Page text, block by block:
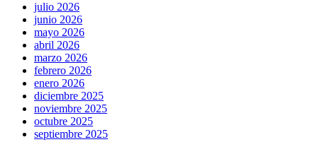
julio 2026
junio 2026
mayo 2026
abril 2026
marzo 2026
febrero 2026
enero 2026
diciembre 2025
noviembre 2025
octubre 2025
septiembre 2025